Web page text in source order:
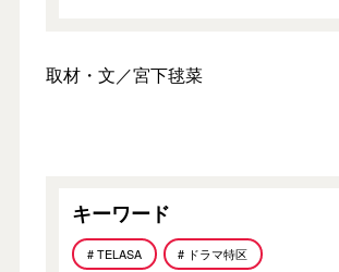
取材・文／宮下毬菜
キーワード
# TELASA # ドラマ特区